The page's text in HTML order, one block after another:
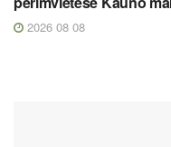
2026 08 08